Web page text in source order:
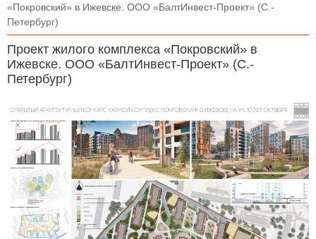
«Покровский» в Ижевске. ООО «БалтИнвест-Проект» (С.-
Петербург)
Проект жилого комплекса «Покровский» в
Ижевске. ООО «БалтИнвест-Проект» (С.-
Петербург)